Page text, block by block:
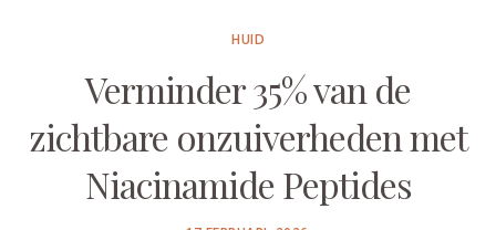
HUID
Verminder 35% van de
zichtbare onzuiverheden met
Niacinamide Peptides